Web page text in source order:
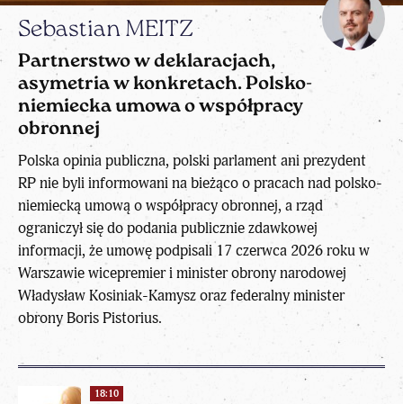
18:10
Sebastian MEITZ
Partnerstwo w deklaracjach,
asymetria w konkretach. Polsko-
niemiecka umowa o współpracy
obronnej
Polska opinia publiczna, polski parlament ani prezydent
RP nie byli informowani na bieżąco o pracach nad polsko-
niemiecką umową o współpracy obronnej, a rząd
ograniczył się do podania publicznie zdawkowej
informacji, że umowę podpisali 17 czerwca 2026 roku w
Warszawie wicepremier i minister obrony narodowej
Władysław Kosiniak-Kamysz oraz federalny minister
obrony Boris Pistorius.